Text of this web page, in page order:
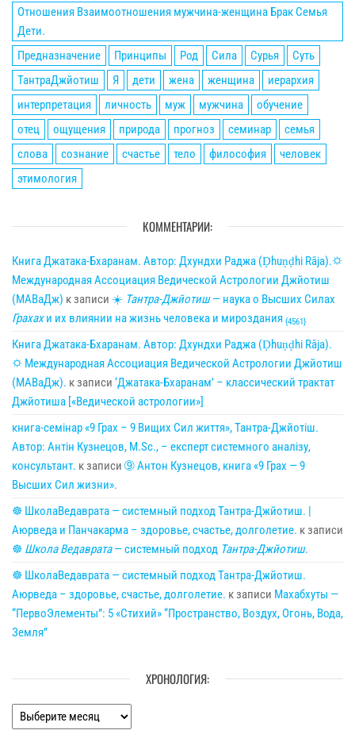
Отношения Взаимоотношения мужчина-женщина Брак Семья
Дети.
Предназначение
Принципы Род Сила Сурья
Суть
ТантраДжйотиш
Я дети жена женщина
иерархия
интерпретация
личность муж мужчина
обучение
отец
ощущения природа прогноз семинар
семья
слова
сознание счастье тело философия
человек
этимология
КОММЕНТАРИИ:
Книга Джатака-Бхаранам. Автор: Дхундхи Раджа (Ḍhuṇḍhi Rāja).🌣
Международная Ассоциация Ведической Астрологии Джйотиш
(МАВаДж) к записи ☀ Тантра-Джйотиш— наука о Высших Силах
Грахахи их влиянии на жизнь человека и мироздания {4561}
Книга Джатака-Бхаранам. Автор: Дхундхи Раджа (Ḍhuṇḍhi Rāja).
🌣 Международная Ассоциация Ведической Астрологии Джйотиш
(МАВаДж). к записи ‘Джатака-Бхаранам’ – классический трактат
Джйотиша [«Ведической астрологии»]
книга-семінар «9 Грах – 9 Вищих Сил життя», Тантра-Джйотіш.
Автор: Антін Кузнецов, M.Sc., – експерт системного аналізу,
консультант. к записи ➈ Антон Кузнецов, книга «9 Грах — 9
Высших Сил жизни».
☸ ШколаВедаврата — системный подход Тантра-Джйотиш. |
Аюрведа и Панчакарма – здоровье, счастье, долголетие. к записи
☸ Школа Ведаврата— системный подход Тантра-Джйотиш.
☸ ШколаВедаврата — системный подход Тантра-Джйотиш.
Аюрведа – здоровье, счастье, долголетие. к записи Махабхуты —
“ПервоЭлементы”: 5 «Стихий» “Пространство, Воздух, Огонь, Вода,
Земля”
ХРОНОЛОГИЯ:
Хронология: